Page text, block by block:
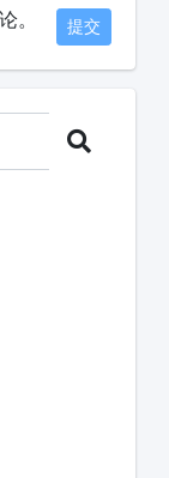
。 提交